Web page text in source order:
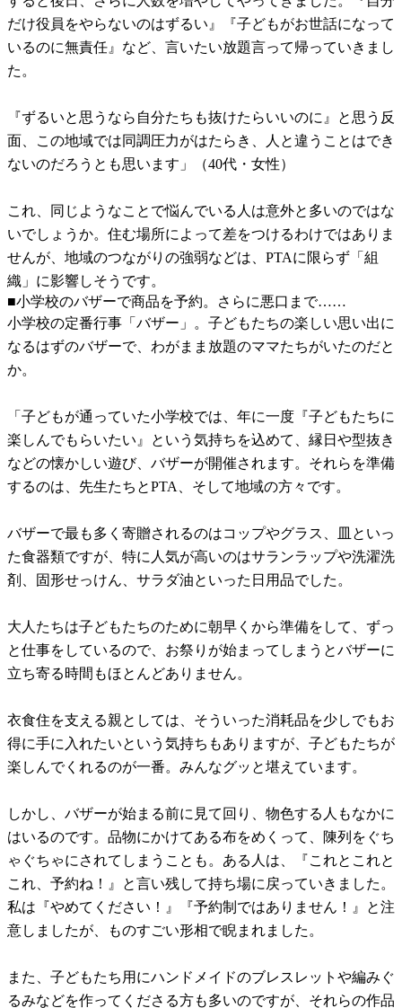
だけ役員をやらないのはずるい』『子どもがお世話になって
いるのに無責任』など、言いたい放題言って帰っていきまし
た。
『ずるいと思うなら自分たちも抜けたらいいのに』と思う反
面、この地域では同調圧力がはたらき、人と違うことはでき
ないのだろうとも思います」（40代・女性）
これ、同じようなことで悩んでいる人は意外と多いのではな
いでしょうか。住む場所によって差をつけるわけではありま
せんが、地域のつながりの強弱などは、PTAに限らず「組
織」に影響しそうです。
■小学校のバザーで商品を予約。さらに悪口まで……
小学校の定番行事「バザー」。子どもたちの楽しい思い出に
なるはずのバザーで、わがまま放題のママたちがいたのだと
か。
「子どもが通っていた小学校では、年に一度『子どもたちに
楽しんでもらいたい』という気持ちを込めて、縁日や型抜き
などの懐かしい遊び、バザーが開催されます。それらを準備
するのは、先生たちとPTA、そして地域の方々です。
バザーで最も多く寄贈されるのはコップやグラス、皿といっ
た食器類ですが、特に人気が高いのはサランラップや洗濯洗
剤、固形せっけん、サラダ油といった日用品でした。
大人たちは子どもたちのために朝早くから準備をして、ずっ
と仕事をしているので、お祭りが始まってしまうとバザーに
立ち寄る時間もほとんどありません。
衣食住を支える親としては、そういった消耗品を少しでもお
得に手に入れたいという気持ちもありますが、子どもたちが
楽しんでくれるのが一番。みんなグッと堪えています。
しかし、バザーが始まる前に見て回り、物色する人もなかに
はいるのです。品物にかけてある布をめくって、陳列をぐち
ゃぐちゃにされてしまうことも。ある人は、『これとこれと
これ、予約ね！』と言い残して持ち場に戻っていきました。
私は『やめてください！』『予約制ではありません！』と注
意しましたが、ものすごい形相で睨まれました。
また、子どもたち用にハンドメイドのブレスレットや編みぐ
るみなどを作ってくださる方も多いのですが、それらの作品